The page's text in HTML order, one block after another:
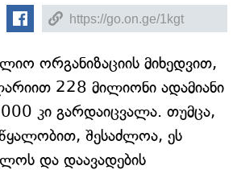
ორგანიზაციის მიხედვით,
228 მილიონი ადამიანი
კი გარდაიცვალა. თუმცა,
შესაძლოა, ეს
და დაავადების